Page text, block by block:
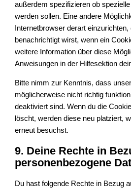
außerdem spezifizieren ob
werden sollen. Eine andere
Internetbrowser derart
benachrichtigt wirst, wenn ein
weitere Information über diese
Anweisungen in der Hilfesektion
Bitte nimm zur Kenntnis, dass
möglicherweise nicht richtig
deaktiviert sind. Wenn du die
löscht, werden diese neu platziert,
erneut besuchst.
9. Deine Rechte in
personenbezogene
Du hast folgende Rechte in Bezug